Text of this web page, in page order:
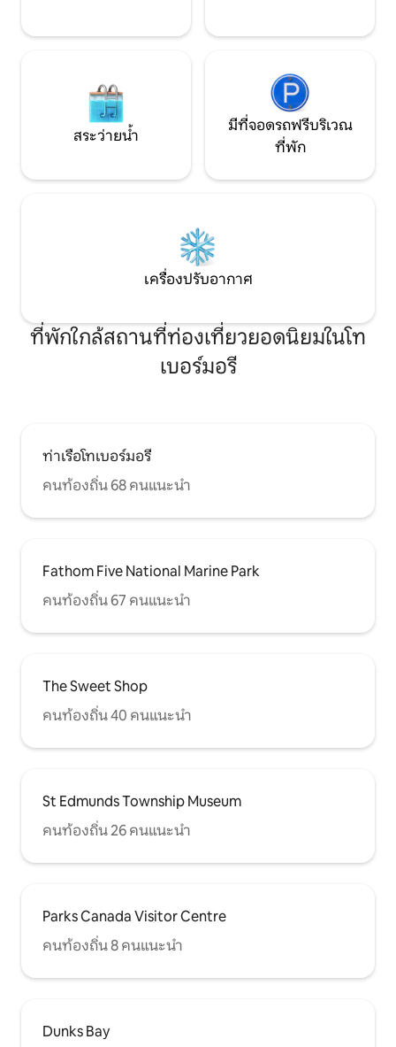
สระว่ายน้ำ
มีที่จอดรถฟรีบริเวณ
ที่พัก
เครื่องปรับอากาศ
ที่พักใกล้สถานที่ท่องเที่ยวยอดนิยมในโท
เบอร์มอรี
ท่าเรือโทเบอร์มอรี
คนท้องถิ่น 68 คนแนะนำ
Fathom Five National Marine Park
คนท้องถิ่น 67 คนแนะนำ
The Sweet Shop
คนท้องถิ่น 40 คนแนะนำ
St Edmunds Township Museum
คนท้องถิ่น 26 คนแนะนำ
Parks Canada Visitor Centre
คนท้องถิ่น 8 คนแนะนำ
Dunks Bay